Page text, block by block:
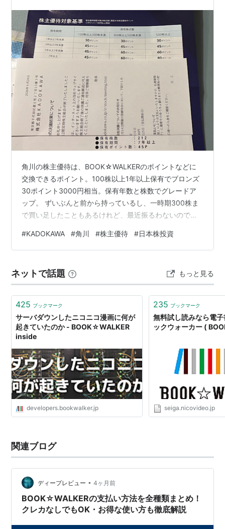
角川の株主優待は、BOOK☆WALKERのポイントなどに
交換できるポイント。100株以上1年以上保有でブロンズ
30ポイント3000円相当。保有年数と株数でグレードア
ップ。 ずいぶんと前から持っているし、一時期300株ま
で買い足したこともあるけれど、最近振るわないので先
ポイントのシルバーランク。 KADOKAWA 株主優待 いつ
の間にかデジタルギフトコードのみに変更。以前は本や
BOOK☆WALKERのポイントと交換。すぐにメールでコ
ードが来る。漫画でも買いますか。 これまでの履歴はこ
んな感じ。 …
#KADOKAWA #角川 #株主優待 #日本株投資
ネットで話題 もっと見る
425 ブックマーク
サーバダウンしたニコニコ漫画に何が
起きていたのか - BOOK☆WALKER
inside
developers.bookwalker.jp
235 ブックマーク
無料試し読みなら電
ックウォーカー (
seiga.nicovideo.jp
関連ブログ
ディープレビュー • 4ヶ月前
BOOK☆WALKERの支払い方法を全種類まとめ！
クレカなしでもOK・お得な使い方も徹底解説